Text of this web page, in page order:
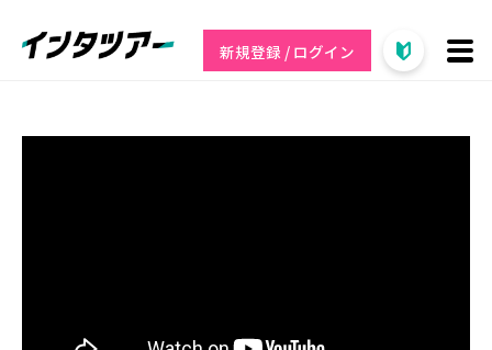
新規登録 / ログイン